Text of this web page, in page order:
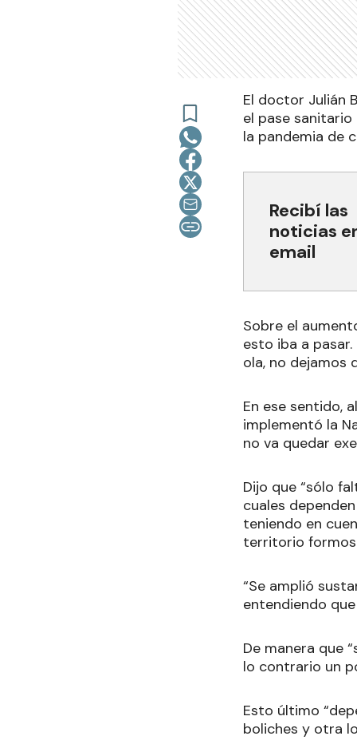
El doctor Julián
el pase
la pandemia de
Recibí las
noticias
email
Sobre el
esto iba a
ola, no dejamos
En ese sentido,
implementó la
no va quedar
Dijo que “sólo
cuales
teniendo en
territorio
“Se amplió
entendiendo
De manera que
lo contrario un
Esto último
boliches y otra